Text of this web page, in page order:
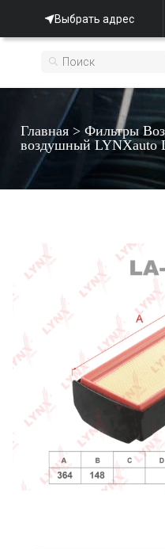
Выбрать адрес
Главная >Фильтры
воздушный LYNXauto